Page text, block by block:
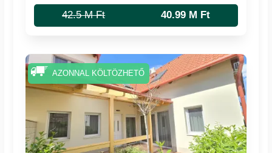
42.5 M Ft 40.99 M Ft
AZONNAL KÖLTÖZHETŐ